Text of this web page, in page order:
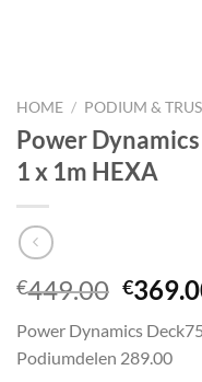
HOME / PODIUM &
Power
1 x 1m HEXA
€449.00
was:
€
Power Dynamics
Podiumdelen 289.00